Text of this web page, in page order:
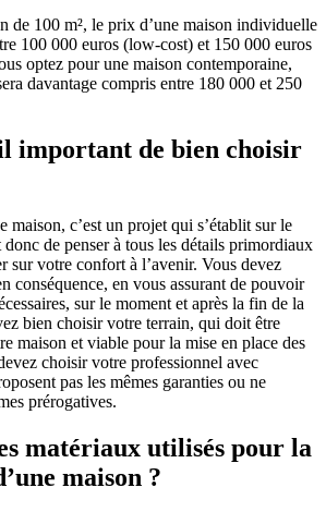
de 100 m², le prix d’une maison individuelle
100 000 euros (low-cost) et 150 000 euros
optez pour une maison contemporaine,
davantage compris entre 180 000 et 250
important de bien choisir
maison, c’est un projet qui s’établit sur le
de penser à tous les détails primordiaux
sur votre confort à l’avenir. Vous devez
conséquence, en vous assurant de pouvoir
sur le moment et après la fin de la
bien choisir votre terrain, qui doit être
maison et viable pour la mise en place des
choisir votre professionnel avec
pas les mêmes garanties ou ne
prérogatives.
matériaux utilisés pour la
maison ?